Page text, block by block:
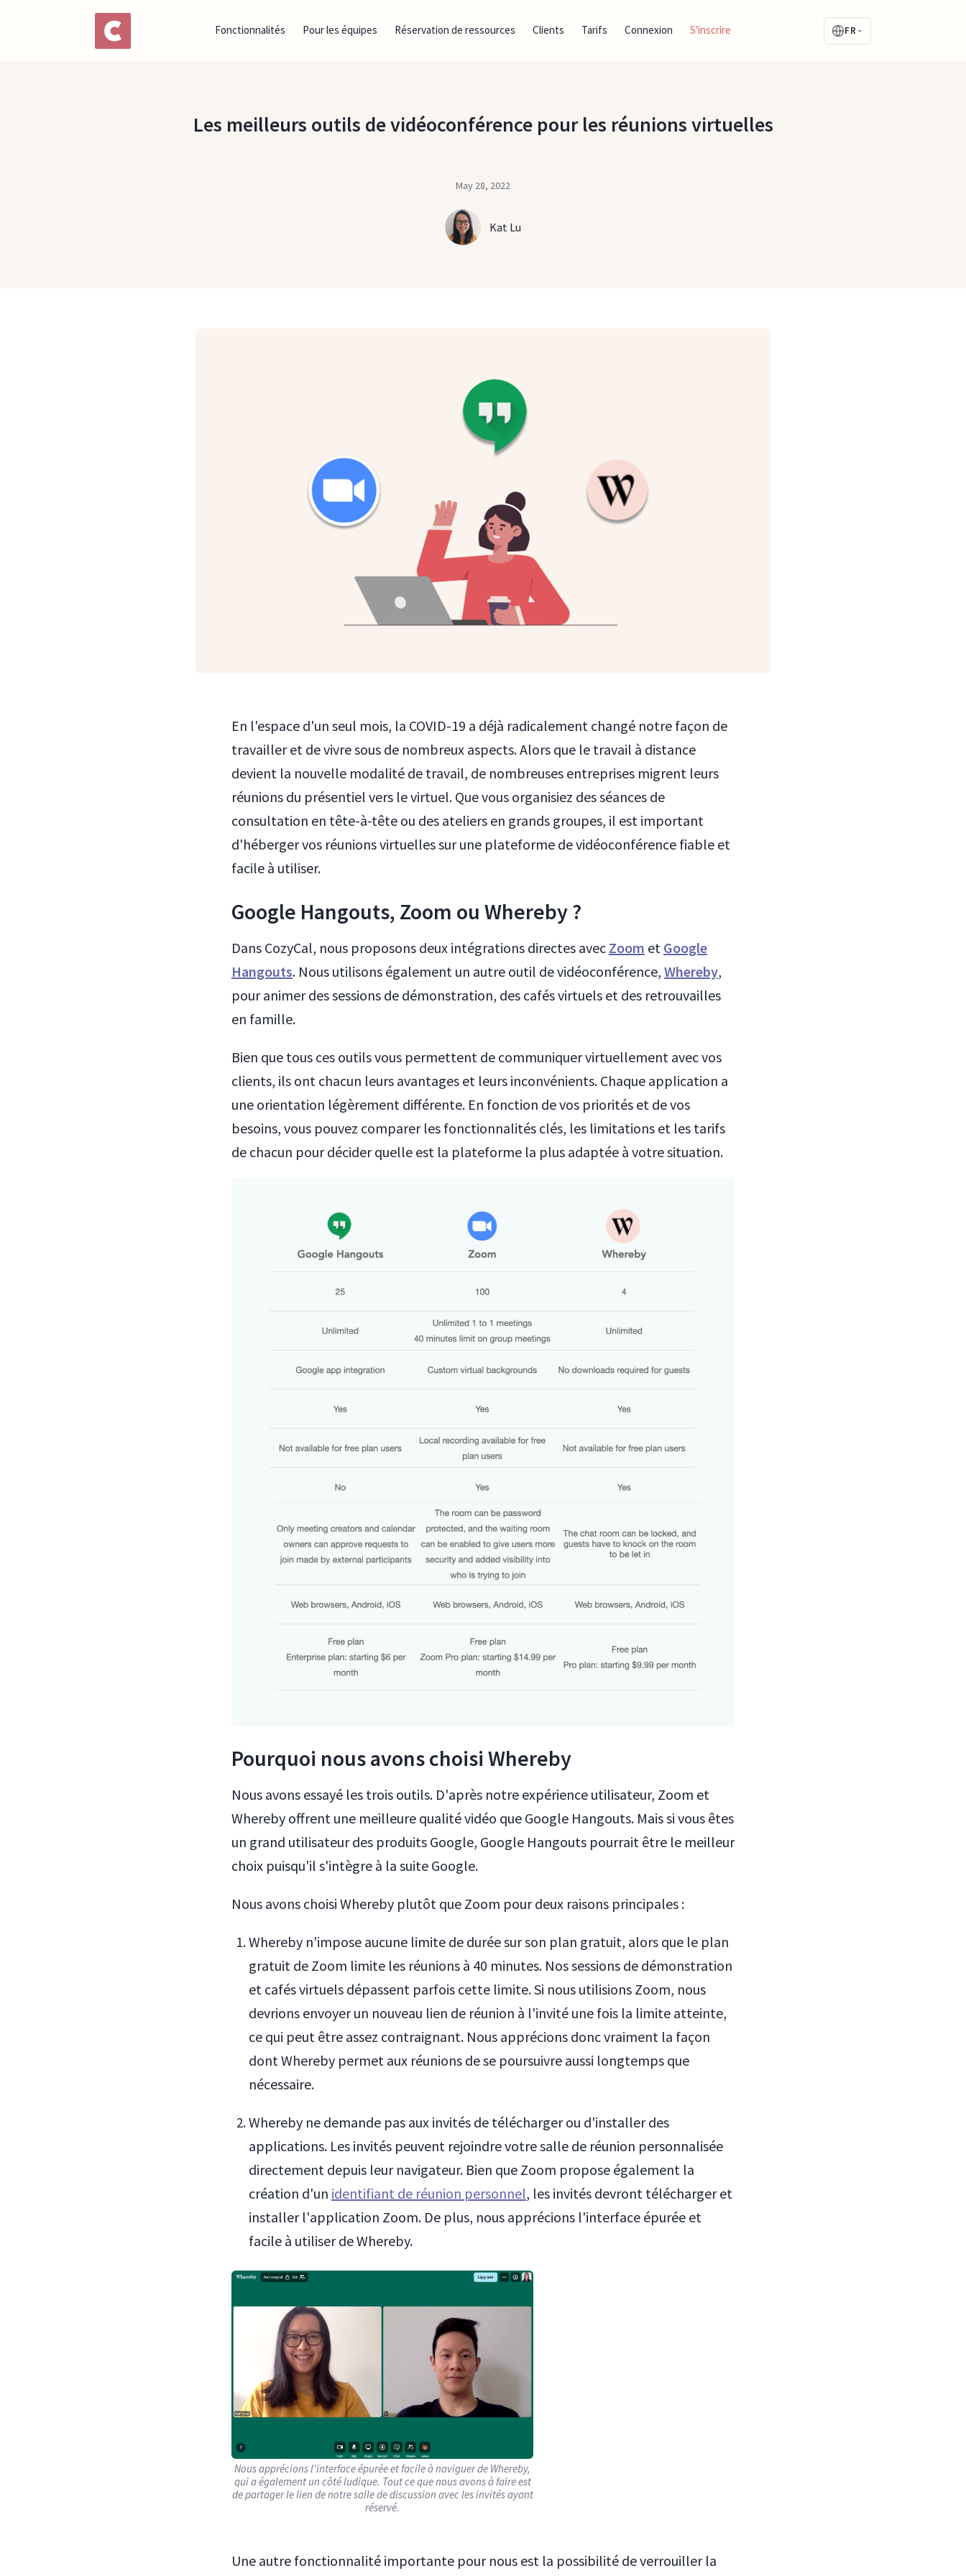
Fonctionnalités Pour les équipes Réservation de ressources Clients Tarifs Connexion S'inscrire FR
Les meilleurs outils de vidéoconférence pour les réunions virtuelles
May 28, 2022
Kat Lu
En l'espace d'un seul mois, la COVID-19 a déjà radicalement changé notre façon de
travailler et de vivre sous de nombreux aspects. Alors que le travail à distance
devient la nouvelle modalité de travail, de nombreuses entreprises migrent leurs
réunions du présentiel vers le virtuel. Que vous organisiez des séances de
consultation en tête-à-tête ou des ateliers en grands groupes, il est important
d'héberger vos réunions virtuelles sur une plateforme de vidéoconférence fiable et
facile à utiliser.
Google Hangouts, Zoom ou Whereby ?
Dans CozyCal, nous proposons deux intégrations directes avec Zoom et Google
Hangouts. Nous utilisons également un autre outil de vidéoconférence, Whereby,
pour animer des sessions de démonstration, des cafés virtuels et des retrouvailles
en famille.
Bien que tous ces outils vous permettent de communiquer virtuellement avec vos
clients, ils ont chacun leurs avantages et leurs inconvénients. Chaque application a
une orientation légèrement différente. En fonction de vos priorités et de vos
besoins, vous pouvez comparer les fonctionnalités clés, les limitations et les tarifs
de chacun pour décider quelle est la plateforme la plus adaptée à votre situation.
Pourquoi nous avons choisi Whereby
Nous avons essayé les trois outils. D'après notre expérience utilisateur, Zoom et
Whereby offrent une meilleure qualité vidéo que Google Hangouts. Mais si vous êtes
un grand utilisateur des produits Google, Google Hangouts pourrait être le meilleur
choix puisqu'il s'intègre à la suite Google.
Nous avons choisi Whereby plutôt que Zoom pour deux raisons principales :
Whereby n'impose aucune limite de durée sur son plan gratuit, alors que le plan
gratuit de Zoom limite les réunions à 40 minutes. Nos sessions de démonstration
et cafés virtuels dépassent parfois cette limite. Si nous utilisions Zoom, nous
devrions envoyer un nouveau lien de réunion à l'invité une fois la limite atteinte,
ce qui peut être assez contraignant. Nous apprécions donc vraiment la façon
dont Whereby permet aux réunions de se poursuivre aussi longtemps que
nécessaire.
Whereby ne demande pas aux invités de télécharger ou d'installer des
applications. Les invités peuvent rejoindre votre salle de réunion personnalisée
directement depuis leur navigateur. Bien que Zoom propose également la
création d'un identifiant de réunion personnel, les invités devront télécharger et
installer l'application Zoom. De plus, nous apprécions l'interface épurée et
facile à utiliser de Whereby.
Nous apprécions l'interface épurée et facile à naviguer de Whereby,
qui a également un côté ludique. Tout ce que nous avons à faire est
de partager le lien de notre salle de discussion avec les invités ayant
réservé.
Une autre fonctionnalité importante pour nous est la possibilité de verrouiller la